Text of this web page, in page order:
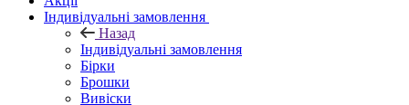
Індивідуальні замовлення
Назад
Індивідуальні замовлення
Бірки
Брошки
Вивіски